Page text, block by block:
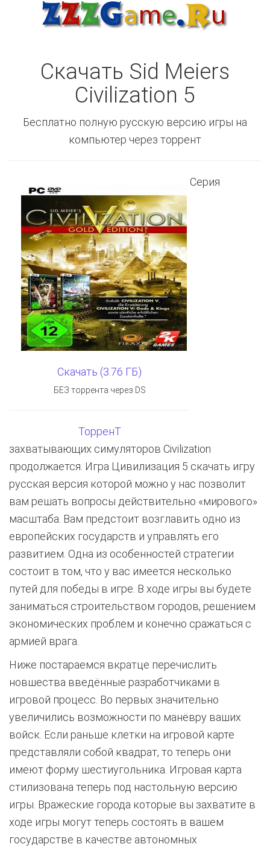
Скачать Sid Meiers
Civilization 5
Бесплатно полную русскую версию игры на
компьютер через торрент
Скачать (3.76 ГБ)
БЕЗ торрента через DS
ТорренТ
Серия
захватывающих симуляторов Civilization
продолжается. Игра Цивилизация 5 скачать игру
русская версия которой можно у нас позволит
вам решать вопросы действительно «мирового»
масштаба. Вам предстоит возглавить одно из
европейских государств и управлять его
развитием. Одна из особенностей стратегии
состоит в том, что у вас имеется несколько
путей для победы в игре. В ходе игры вы будете
заниматься строительством городов, решением
экономических проблем и конечно сражаться с
армией врага.
Ниже постараемся вкратце перечислить
новшества введённые разработчиками в
игровой процесс. Во первых значительно
увеличились возможности по манёвру ваших
войск. Если раньше клетки на игровой карте
представляли собой квадрат, то теперь они
имеют форму шестиугольника. Игровая карта
стилизована теперь под настольную версию
игры. Вражеские города которые вы захватите в
ходе игры могут теперь состоять в вашем
государстве в качестве автономных